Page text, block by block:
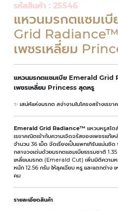
รหัสสินค้า : 25546
แหวนมรกตแซมเ
Grid Radiance™
เพชรเหลี่ยม
แหวนมรกตแซมเบีย Emerald Grid
เพชรเหลี่ยม Princess สุดหรู
✨ เสน่ห์แห่งมรกต สง่างามในโครงสร้างเร
Emerald Grid Radiance™ แหวนหรูสไต
เรขาคณิตเข้ากับความเจิดจรัสของเพชรแท้
จำนวน 36 เม็ด จัดเรียงเป็นแพทเทิร์นแน่นชิ
กลางวงเด่นด้วยมรกตแซมเบียธรรมชาติ
เหลี่ยมมรกต (Emerald Cut) เพิ่มมิติความห
หนัก 12.56 กรัม ให้ลุคเฉียบ หรู และแตกต่าง
คม
รายละเอียดสินค้า